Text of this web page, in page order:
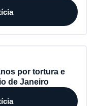
por tortura e
de Janeiro